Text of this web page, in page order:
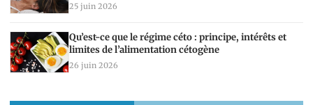
25 juin 2026
Qu’est-ce que le régime céto : principe, intérêts et
limites de l’alimentation cétogène
26 juin 2026